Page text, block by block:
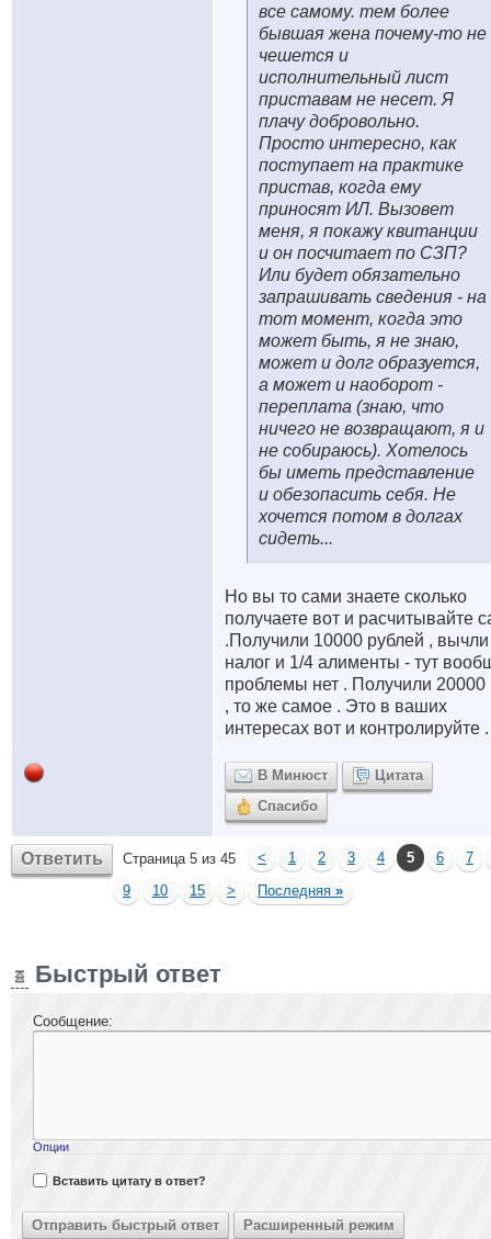
все самому. тем более
бывшая жена почему-то не
чешется и
исполнительный лист
приставам не несет. Я
плачу добровольно.
Просто интересно, как
поступает на практике
пристав, когда ему
приносят ИЛ. Вызовет
меня, я покажу квитанции
и он посчитает по СЗП?
Или будет обязательно
запрашивать сведения - на
тот момент, когда это
может быть, я не знаю,
может и долг образуется,
а может и наоборот -
переплата (знаю, что
ничего не возвращают, я и
не собираюсь). Хотелось
бы иметь представление
и обезопасить себя. Не
хочется потом в долгах
сидеть...
Но вы то сами знаете сколько
получаете вот и расчитывайте
.Получили 10000 рублей , вычли
налог и 1/4 алименты - тут
проблемы нет . Получили 20000
, то же самое . Это в ваших
интересах вот и контролируйте .
В Минюст
Цитата
Спасибо
Ответить Страница 5 из 45 < 1 2 3 4 5 6
7
9
10 15 > Последняя »
Быстрый ответ
Сообщение:
Опции
Вставить цитату в ответ?